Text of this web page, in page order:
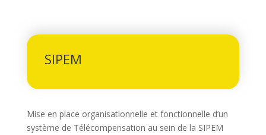
SIPEM
Mise en place organisationnelle et fonctionnelle d’un
système de Télécompensation au sein de la SIPEM